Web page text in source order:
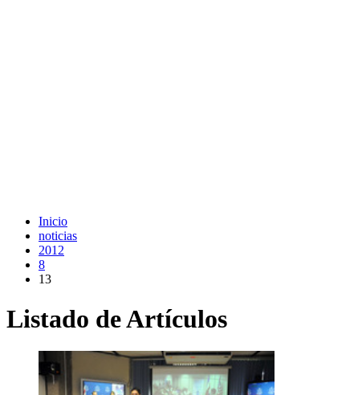
Inicio
noticias
2012
8
13
Listado de Artículos